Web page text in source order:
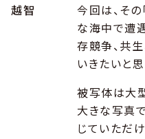
越智
今回は、その
な海中で遭
存競争、共
いきたいと思
被写体は大
大きな写真
じていただ